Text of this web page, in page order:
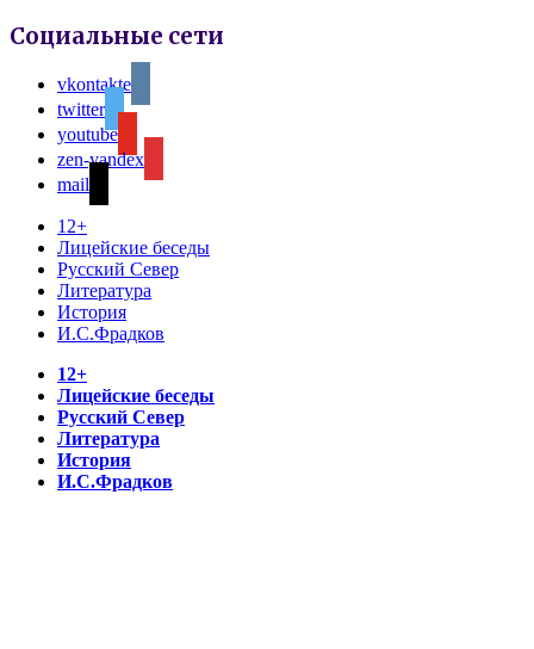
Социальные сети
vkontakte
twitter
youtube
zen-yandex
mail
12+
Лицейские беседы
Русский Север
Литература
История
И.С.Фрадков
12+
Лицейские беседы
Русский Север
Литература
История
И.С.Фрадков